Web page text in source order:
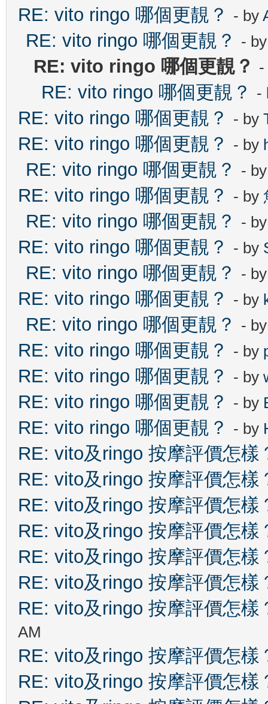
RE: vito ringo 哪個更靚？ - by
RE: vito ringo 哪個更靚？ -
RE: vito ringo 哪個更靚？
RE: vito ringo 哪個更靚？ -
RE: vito ringo 哪個更靚？ - by
RE: vito ringo 哪個更靚？ - by
RE: vito ringo 哪個更靚？ -
RE: vito ringo 哪個更靚？ - by
RE: vito ringo 哪個更靚？ -
RE: vito ringo 哪個更靚？ - by
RE: vito ringo 哪個更靚？ -
RE: vito ringo 哪個更靚？ - by
RE: vito ringo 哪個更靚？ -
RE: vito ringo 哪個更靚？ - by
RE: vito ringo 哪個更靚？ - by
RE: vito ringo 哪個更靚？ - by
RE: vito ringo 哪個更靚？ - by
RE: vito及ringo 按摩評價怎樣
RE: vito及ringo 按摩評價怎樣
RE: vito及ringo 按摩評價怎樣
RE: vito及ringo 按摩評價怎樣
RE: vito及ringo 按摩評價怎樣
RE: vito及ringo 按摩評價怎樣
RE: vito及ringo 按摩評價怎樣
AM
RE: vito及ringo 按摩評價怎樣
RE: vito及ringo 按摩評價怎樣